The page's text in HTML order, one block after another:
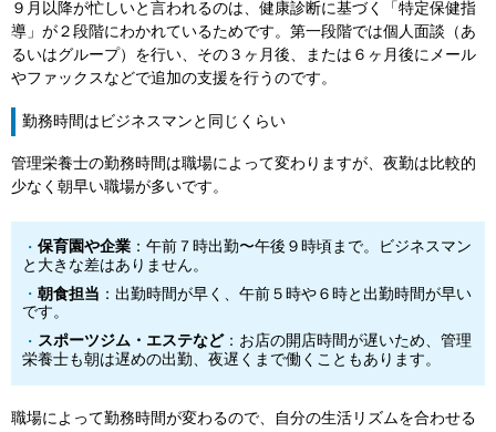
９月以降が忙しいと言われるのは、健康診断に基づく「特定保健指
導」が２段階にわかれているためです。第一段階では個人面談（あ
るいはグループ）を行い、その３ヶ月後、または６ヶ月後にメール
やファックスなどで追加の支援を行うのです。
勤務時間はビジネスマンと同じくらい
管理栄養士の勤務時間は職場によって変わりますが、夜勤は比較的
少なく朝早い職場が多いです。
保育園や企業 ：午前７時出勤〜午後９時頃まで。ビジネスマン
と大きな差はありません。
朝食担当 ：出勤時間が早く、午前５時や６時と出勤時間が早い
です。
スポーツジム・エステなど ：お店の開店時間が遅いため、管理
栄養士も朝は遅めの出勤、夜遅くまで働くこともあります。
職場によって勤務時間が変わるので、自分の生活リズムを合わせる